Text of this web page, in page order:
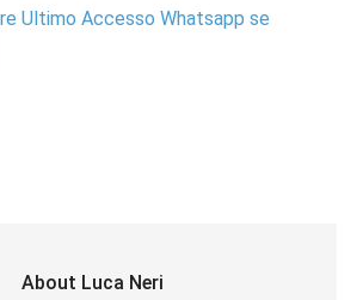
Ultimo Accesso Whatsapp se
About Luca Neri